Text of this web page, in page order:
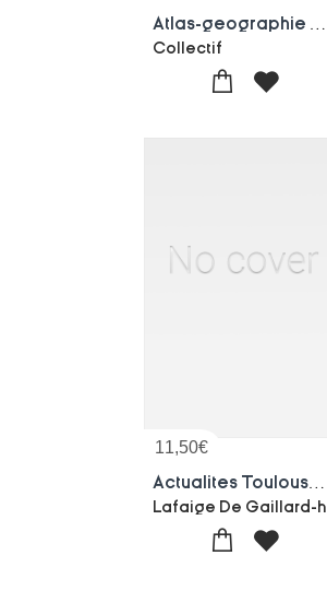
Collectif
11,50€
Lafaige De Gaillard-h